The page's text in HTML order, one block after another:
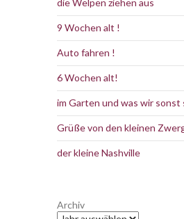
die Welpen ziehen aus
9 Wochen alt !
Auto fahren !
6 Wochen alt!
im Garten und was wir sonst
Grüße von den kleinen
der kleine Nashville
Archiv